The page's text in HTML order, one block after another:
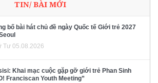
TIN/ BÀI MỚI
bố bài hát chủ đề ngày Quốc tế Giới trẻ 2027
Tư 05.08.2026
Khai mạc cuộc gặp gỡ giới trẻ Phan Sinh
Franciscan Youth Meeting”